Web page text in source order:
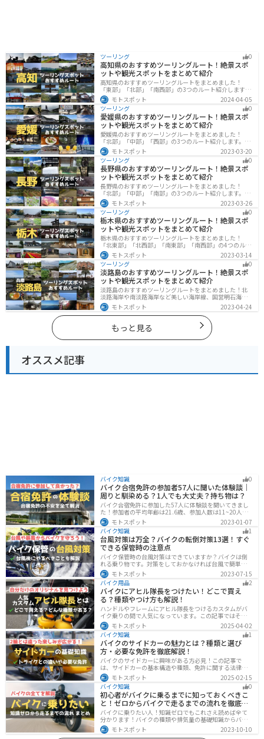
ツーリング 0
高知県のおすすめツーリングルート！絶景スポ
ットや観光スポットをまとめて紹介
高知県のおすすめツーリングルートをまとめました！
「東部」「北部」「南西部」の3つのルート紹介します。
山と海どちらも楽しめるスポットが多数あり、様々な楽
しみ方ができます。バイクで高知県にツーリングに行く
際は参考にしてください。
モトスポット
2024-04-05
ツーリング
0
愛媛県のおすすめツーリングルート！絶景スポ
ットや観光スポットをまとめて紹介
愛媛県のおすすめツーリングルートをまとめました！
「北部」「中部」「西部」の3つのルート紹介します。山
や海といった自然だけでなく、気軽に渡れる島もあり
様々な楽しみ方ができます。バイクで愛媛県にツーリン
グに行く際は参考にしてください。
モトスポット
2023-03-20
ツーリング
0
長野県のおすすめツーリングルート！絶景スポ
ットや観光スポットをまとめて紹介
長野県のおすすめツーリングルートをまとめました！
「北部」「中部」「南部」の3つのルート紹介します。諏
訪湖やビーナスラインのような全国でも有名なツーリン
グスポットが多数あります。バイクで長野県にツーリン
グに行く際は参考にしてください。
モトスポット
2023-03-26
ツーリング
0
栃木県のおすすめツーリングルート！絶景スポ
ットや観光スポットをまとめて紹介
栃木県のおすすめツーリングルートをまとめました！
「北東部」「北西部」「南東部」「南西部」の4つのルー
ト紹介します。日本を代表する神社や広大な山や滝、湖
などを歴史や自然を満喫するツーリングができます。バ
イクで栃木県にツーリングに行く際は参考にしてくださ
い。
モトスポット
2023-03-14
ツーリング
0
淡路島のおすすめツーリングルート！絶景スポ
ットや観光スポットをまとめて紹介
淡路島のおすすめツーリングルートをまとめました！北
淡路海岸や南淡路海岸など美しい海岸線、国営明石海峡
公園や淡路夢舞台など、自然とアートが融合した施設も
多数あります。バイクで淡路島にツーリングに行く際は
参考にしてください。
モトスポット 2023-04-24
もっと見る
オススメ記事
バイク知識 0
バイク合宿免許の参加者57人に聞いた体験談｜
周りと馴染める？1人でも大丈夫？持ち物は？
バイク合宿免許に参加した57人に体験談を聞いてきまし
た！参加者の平均年齢は21.6歳、参加人数は11~20人な
ど統計情報や人間関係はどうだったのか、持っていくべ
きものなど参加する前に知っておきたい情報をまとめま
した。
モトスポット
2023-01-07
バイク知識
1
台風対策は万全？バイクの転倒対策13選！すぐ
できる保管時の注意点
バイク保管時の台風対策はできていますか？バイクは倒
れる乗り物です。対策をしておかなければ台風で簡単に
倒れてしまいます。大切な愛車に傷がつく前にしっかり
と対策しておきましょう。初心者でも簡単にできる台風
対策を紹介します。台風後にやるべきこともまとめてあ
るので、参考にしてください。
モトスポット
2023-07-15
バイク用品
2
バイクにアヒル隊長をつけたい！どこで買え
る？種類やつけ方も解説！
ハンドルやフレームにアヒル隊長をつけるカスタムがバ
イク乗りの間で人気になっています。この記事ではそん
なアヒル隊長について、どこで買えるのかどんな種類が
あるのか、バイクに付ける際の注意点などまとめまし
た。アヒル隊長でオリジナルカスタムをしたい人は参考
にしてください。
モトスポット
2025-04-02
バイク知識
1
バイクのサイドカーの魅力とは？種類と選び
方・必要な免許を徹底解説！
バイクのサイドカーに興味がある方必見！この記事で
は、サイドカーの基本構造や種類、免許に関する法律、
メンテナンス方法を解説しています。実は、サイドカー
は法律上、二輪車として扱われるため、排気量に応じた
二輪免許が必要です。この記事を読めば、サイドカーの
正しい楽しみ方がわかります。
モトスポット
2025-02-15
バイク知識
0
初心者がバイクに乗るまでに知っておくべきこ
と！ゼロからバイクで走るまでの流れを徹底解
説
バイクに乗りたい人！知識ゼロでもこれさえ読めば全て
分かります！バイクの種類や排気量の基礎知識からバイ
クの選び方、免許の取り方、購入、納車、その後のバイ
クライフまで全てサポートします！
モトスポット 2023-10-10